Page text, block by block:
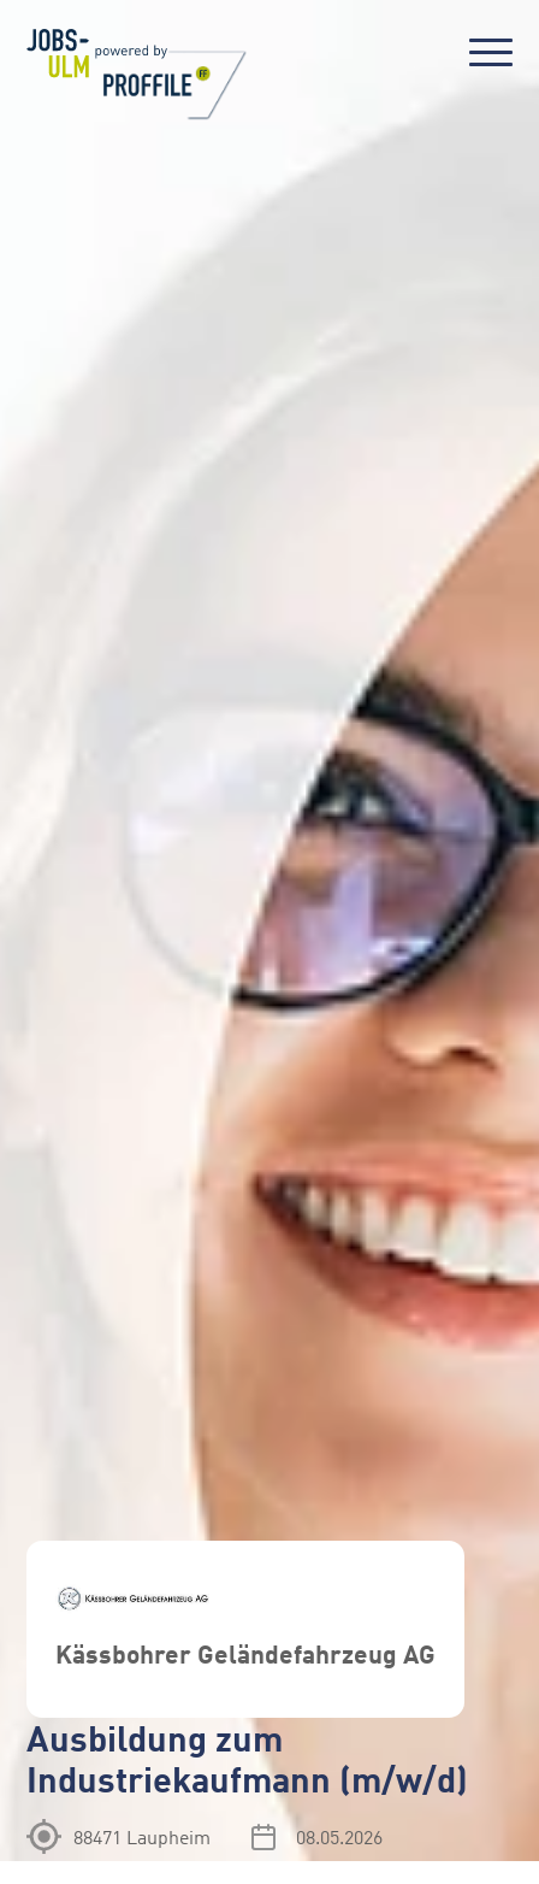
Kässbohrer Geländefahrzeug AG
Ausbildung zum
Industriekaufmann (m/w/d)
88471 Laupheim 08.05.2026